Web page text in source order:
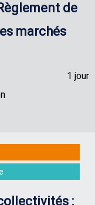
de
marchés
1 jour
: